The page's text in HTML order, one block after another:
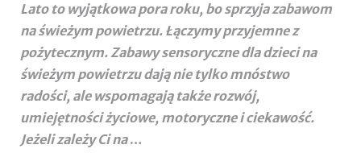
Lato to wyjątkowa pora roku, bo sprzyja zabawom
na świeżym powietrzu. Łączymy przyjemne z
pożytecznym. Zabawy sensoryczne dla dzieci na
świeżym powietrzu dają nie tylko mnóstwo
radości, ale wspomagają także rozwój,
umiejętności życiowe, motoryczne i ciekawość.
Jeżeli zależy Ci na…